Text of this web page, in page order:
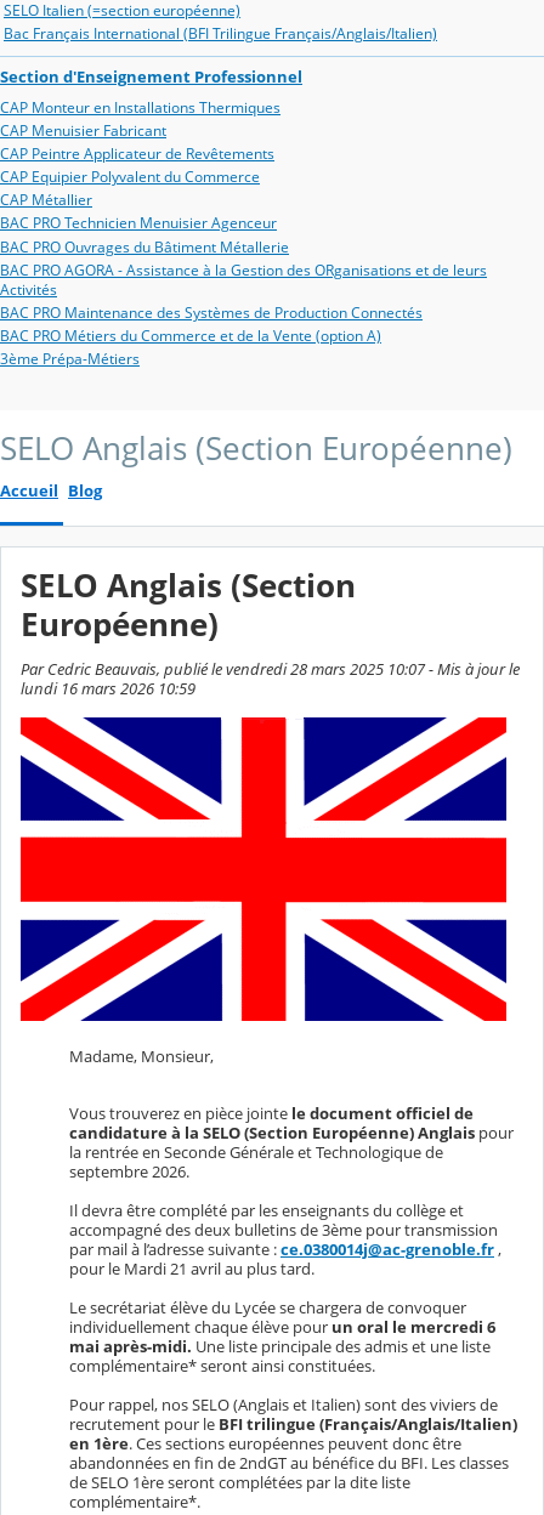
SELO Italien (=section européenne)
Bac Français International (BFI Trilingue Français/Anglais/Italien)
Section d'Enseignement Professionnel
CAP Monteur en Installations Thermiques
CAP Menuisier Fabricant
CAP Peintre Applicateur de Revêtements
CAP Equipier Polyvalent du Commerce
CAP Métallier
BAC PRO Technicien Menuisier Agenceur
BAC PRO Ouvrages du Bâtiment Métallerie
BAC PRO AGORA - Assistance à la Gestion des ORganisations et de leurs
Activités
BAC PRO Maintenance des Systèmes de Production Connectés
BAC PRO Métiers du Commerce et de la Vente (option A)
3ème Prépa-Métiers
SELO Anglais (Section Européenne)
Accueil Blog
SELO Anglais (Section
Européenne)
Par Cedric Beauvais, publié le vendredi 28 mars 2025 10:07 - Mis à jour le
lundi 16 mars 2026 10:59
Madame, Monsieur,
Vous trouverez en pièce jointe le document officiel de
candidature à la SELO (Section Européenne) Anglais pour
la rentrée en Seconde Générale et Technologique de
septembre 2026.
Il devra être complété par les enseignants du collège et
accompagné des deux bulletins de 3ème pour transmission
par mail à l’adresse suivante :ce.0380014j@ac-grenoble.fr,
pour le Mardi 21 avril au plus tard.
Le secrétariat élève du Lycée se chargera de convoquer
individuellement chaque élève pour un oral le mercredi 6
mai après-midi. Une liste principale des admis et une liste
complémentaire* seront ainsi constituées.
Pour rappel, nos SELO (Anglais et Italien) sont des viviers de
recrutement pour le BFI trilingue (Français/Anglais/Italien)
en 1ère. Ces sections européennes peuvent donc être
abandonnées en fin de 2ndGT au bénéfice du BFI. Les classes
de SELO 1ère seront complétées par la dite liste
complémentaire*.